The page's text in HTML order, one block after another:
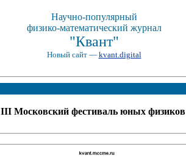
Научно-популярный
физико-математический журнал
"Квант"
Новый сайт — kvant.digital
III Московский фестиваль юных физиков